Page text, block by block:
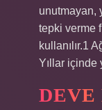
unutmayan,
tepki verme
kullanılır.1
Yıllar
DEVE